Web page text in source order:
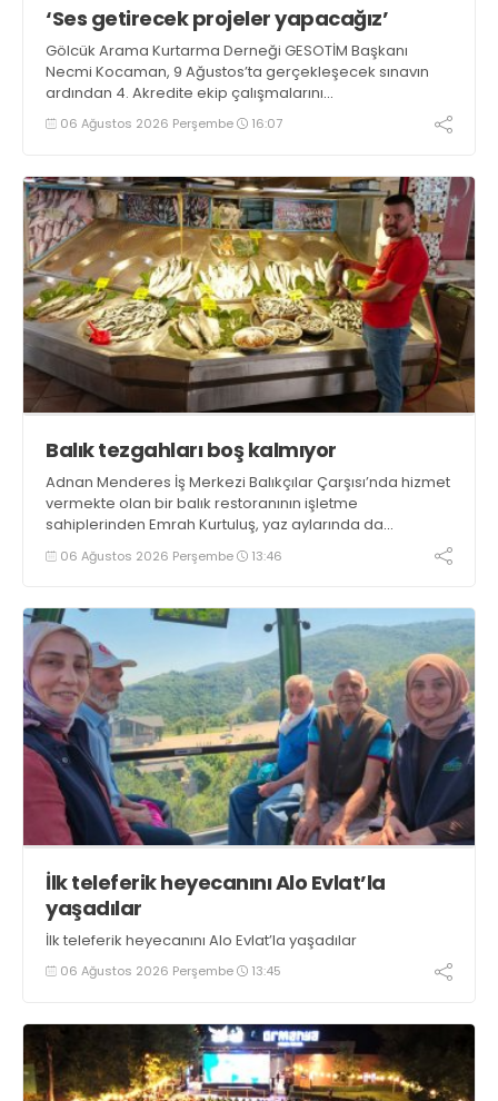
‘Ses getirecek projeler yapacağız’
Gölcük Arama Kurtarma Derneği GESOTİM Başkanı
Necmi Kocaman, 9 Ağustos’ta gerçekleşecek sınavın
ardından 4. Akredite ekip çalışmalarını
tamamlayacaklarını ifade ederek açıklamalarda
bulundu. Kocaman, “Gölcük’te ve Kocaeli genelinde ses
06 Ağustos 2026 Perşembe 16:07
Balık tezgahları boş kalmıyor
Adnan Menderes İş Merkezi Balıkçılar Çarşısı’nda hizmet
vermekte olan bir balık restoranının işletme
sahiplerinden Emrah Kurtuluş, yaz aylarında da
tezgahlarda taze balık bulunduğunu ifade ederek “Yıl
boyunca tezgahlarda taze balık bulmak mümkün
06 Ağustos 2026 Perşembe 13:46
İlk teleferik heyecanını Alo Evlat’la
yaşadılar
İlk teleferik heyecanını Alo Evlat’la yaşadılar
06 Ağustos 2026 Perşembe 13:45